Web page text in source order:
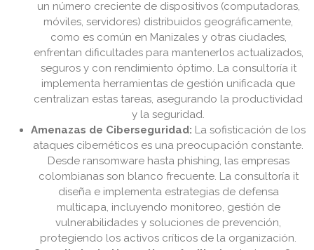
un número creciente de dispositivos (computadoras,
móviles, servidores) distribuidos geográficamente,
como es común en Manizales y otras ciudades,
enfrentan dificultades para mantenerlos actualizados,
seguros y con rendimiento óptimo. La consultoría it
implementa herramientas de gestión unificada que
centralizan estas tareas, asegurando la productividad
y la seguridad.
Amenazas de Ciberseguridad: La sofisticación de los
ataques cibernéticos es una preocupación constante.
Desde ransomware hasta phishing, las empresas
colombianas son blanco frecuente. La consultoría it
diseña e implementa estrategias de defensa
multicapa, incluyendo monitoreo, gestión de
vulnerabilidades y soluciones de prevención,
protegiendo los activos críticos de la organización.